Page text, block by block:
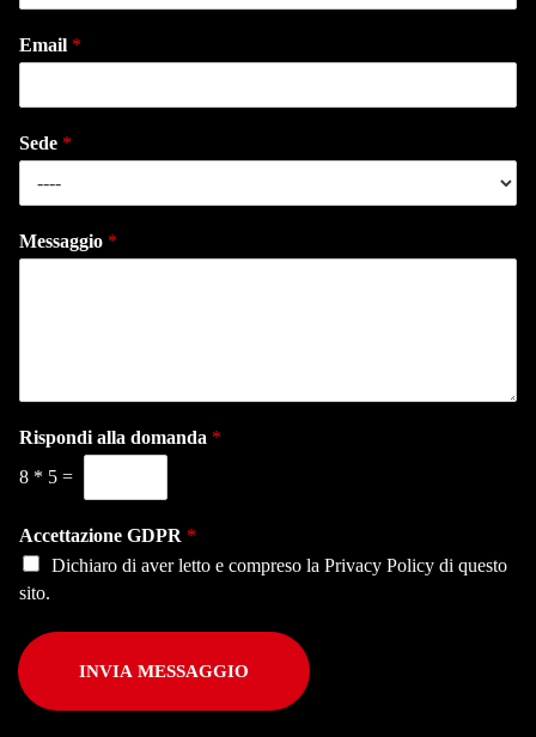
Email *
Sede *
Messaggio *
Rispondi alla domanda *
8 * 5 =
Accettazione GDPR *
Dichiaro di aver letto e compreso la Privacy Policy di questo
sito.
INVIA MESSAGGIO